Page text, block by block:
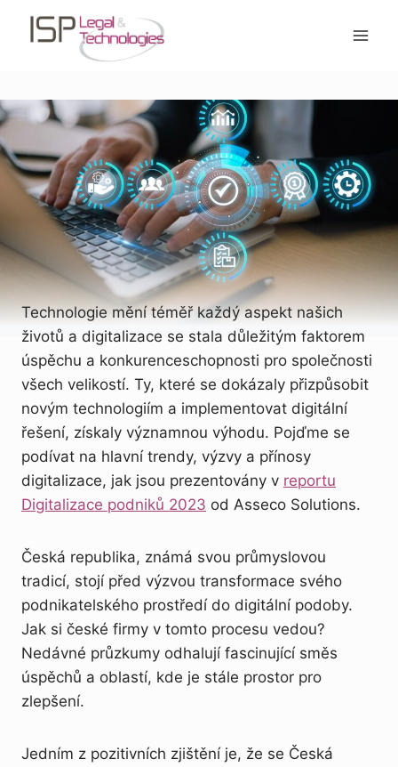
Technologie mění téměř každý aspekt našich
životů a digitalizace se stala důležitým faktorem
úspěchu a konkurenceschopnosti pro společnosti
všech velikostí. Ty, které se dokázaly přizpůsobit
novým technologiím a implementovat digitální
řešení, získaly významnou výhodu. Pojďme se
podívat na hlavní trendy, výzvy a přínosy
digitalizace, jak jsou prezentovány v reportu
Digitalizace podniků 2023 od Asseco Solutions.
Česká republika, známá svou průmyslovou
tradicí, stojí před výzvou transformace svého
podnikatelského prostředí do digitální podoby.
Jak si české firmy v tomto procesu vedou?
Nedávné průzkumy odhalují fascinující směs
úspěchů a oblastí, kde je stále prostor pro
zlepšení.
Jedním z pozitivních zjištění je, že se Česká